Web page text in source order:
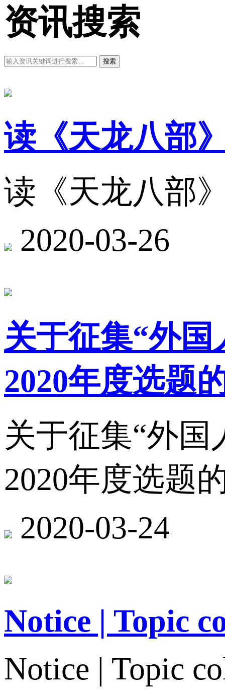
资讯搜索
搜索
读《天龙八部
读《天龙八部
2020-03-26
关于征集“外国
2020年度选题
关于征集“外国
2020年度选题
2020-03-24
Notice | Topic
Notice | Topic